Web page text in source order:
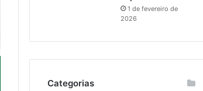
1 de fevereiro de
2026
Categorias